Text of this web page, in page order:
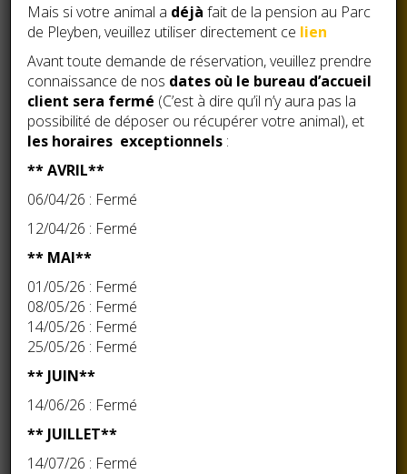
chacun d’eux.
L’hôtel félin a été réalisé afin d’être adapté à votre chat
selon son mode de vie.
Le confort, l’hygiène et la sécurité sont notre priorité
pour que votre compagnon passe un agréable séjour
dans un cadre merveilleux en toute sécurité.
isolation des murs et des menuiseries en double vitrage
assurent à votre compagnon un séjour confortable et
douillet.
LA GARDE D’ANIMAUX EST UNE ACTIVITE
REGLEMENTEE, NE PRENEZ AUCUN
RISQUE, CAR SI VOUS CONFIEZ VOTRE
ANIMAL A UNE PERSONNE NON DECLAREE,
EN CAS D’ACCIDENT AUCUNE ASSURANCE
NE PRENDRA EN COMPTE VOTRE SINISTRE.
Mais si votre animal a déjà fait de la pension au Parc
de Pleyben, veuillez utiliser directement ce lien
Avant toute demande de réservation, veuillez prendre
connaissance de nos dates où le bureau d’accueil
client sera fermé (C’est à dire qu’il n’y aura pas la
possibilité de déposer ou récupérer votre animal), et
les horaires exceptionnels :
** AVRIL**
06/04/26 : Fermé
12/04/26 : Fermé
** MAI**
01/05/26 : Fermé
08/05/26 : Fermé
14/05/26 : Fermé
25/05/26 : Fermé
** JUIN**
14/06/26 : Fermé
** JUILLET**
14/07/26 : Fermé